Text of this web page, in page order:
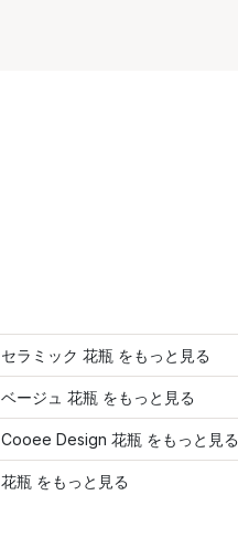
セラミック 花瓶 をもっと見る
ベージュ 花瓶 をもっと見る
Cooee Design 花瓶 をもっと見る
花瓶 をもっと見る